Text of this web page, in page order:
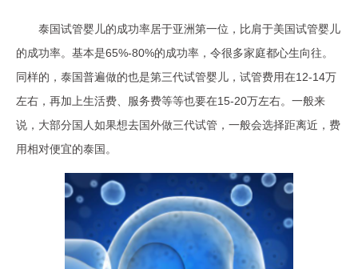
泰国试管婴儿的成功率居于亚洲第一位，比肩于美国试管婴儿
的成功率。基本是65%-80%的成功率，令很多家庭都心生向往。
同样的，泰国普遍做的也是第三代试管婴儿，试管费用在12-14万
左右，再加上生活费、服务费等等也要在15-20万左右。一般来
说，大部分国人如果想去国外做三代试管，一般会选择距离近，费
用相对便宜的泰国。